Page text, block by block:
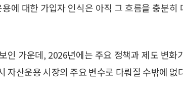
에 대한 가입자 인식은 아직 그 흐름을 충분히
가운데, 2026년에는 주요 정책과 제도 변화
자산운용 시장의 주요 변수로 다뤄질 수밖에 없